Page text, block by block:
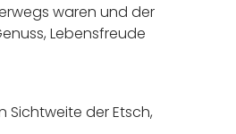
waren und der
Lebensfreude
der Etsch,